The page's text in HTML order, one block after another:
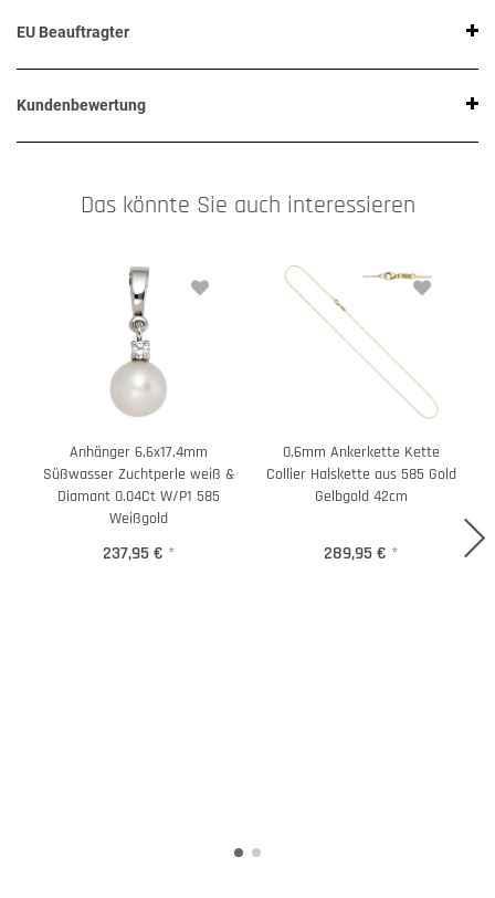
EU Beauftragter
Kundenbewertung
Das könnte Sie auch interessieren
Anhänger 6,6x17,4mm
Süßwasser Zuchtperle weiß &
Diamant 0.04Ct W/P1 585
Weißgold
237,95 € *
0,6mm Ankerkette Kette
Collier Halskette aus 585 Gold
Gelbgold 42cm
289,95 € *